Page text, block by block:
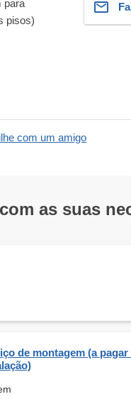
para
pisos)
com um amigo
as suas
de montagem (a pagar